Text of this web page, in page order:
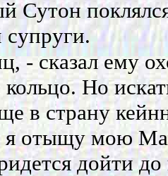
Сутон
супруги.
- сказал ему
кольцо. Но
в страну
я отыщу мою
дойти до